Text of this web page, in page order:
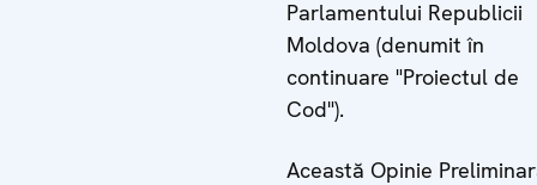
Parlamentului Republicii
Moldova (denumit în
continuare "Proiectul de
Cod").
Această Opinie